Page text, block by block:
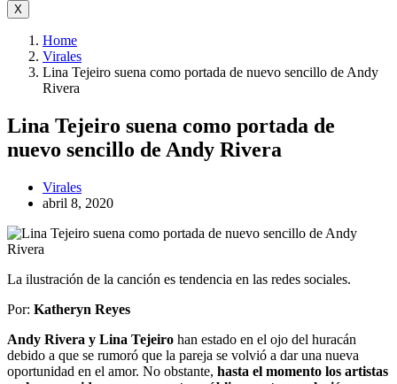
X
Home
Virales
Lina Tejeiro suena como portada de nuevo sencillo de Andy
Rivera
Lina Tejeiro suena como portada de
nuevo sencillo de Andy Rivera
Virales
abril 8, 2020
La ilustración de la canción es tendencia en las redes sociales.
Por: Katheryn Reyes
Andy Rivera y Lina Tejeiro han estado en el ojo del huracán
debido a que se rumoró que la pareja se volvió a dar una nueva
oportunidad en el amor. No obstante, hasta el momento los artistas